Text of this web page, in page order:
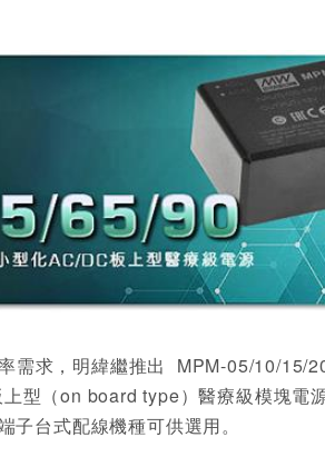
需求，明緯繼推出 MPM-05/10/15/
型（on board type）醫療級模塊電
台式配線機種可供選用。